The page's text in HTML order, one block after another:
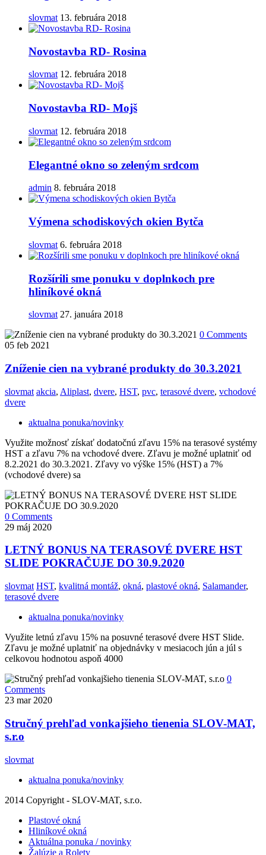
slovmat 13. februára 2018
Novostavba RD- Rosina
slovmat 12. februára 2018
Novostavba RD- Mojš
slovmat 12. februára 2018
Elegantné okno so zeleným srdcom
admin 8. februára 2018
Výmena schodiskových okien Bytča
slovmat 6. februára 2018
Rozšírili sme ponuku v doplnkoch pre
hliníkové okná
slovmat 27. januára 2018
0 Comments
05 feb 2021
Zníženie cien na vybrané produkty do 30.3.2021
slovmat akcia, Aliplast, dvere, HST, pvc, terasové dvere, vchodové
dvere
aktualna ponuka/novinky
Využite možnosť získať dodatočnú zľavu 15% na terasové systémy
HST a zľavu 7% na vchodové dvere. Zľavu je možné uplatniť od
8.2.2021 do 30.3.2021. Zľavy vo výške 15% (HST) a 7%
(vchodové dvere) sa
0 Comments
29 máj 2020
LETNÝ BONUS NA TERASOVÉ DVERE HST
SLIDE POKRAČUJE DO 30.9.2020
slovmat HST, kvalitná montáž, okná, plastové okná, Salamander,
terasové dvere
aktualna ponuka/novinky
Využite letnú zľavu 15% na posuvné terasové dvere HST Slide.
Zľavu je možné uplatniť na objednávky v mesiacoch jún a júl s
celkovou hodnotou aspoň 4000
0
Comments
23 mar 2020
Stručný prehľad vonkajšieho tienenia SLOV-MAT,
s.r.o
slovmat
aktualna ponuka/novinky
2014 Copyright - SLOV-MAT, s.r.o.
Plastové okná
Hliníkové okná
Aktuálna ponuka / novinky
Žalúzie a Rolety